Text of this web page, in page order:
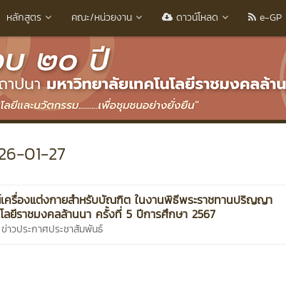
หลักสูตร คณะ/หน่วยงาน ดาวน์โหลด e-GP
01-27
ครื่องแต่งกายสำหรับบัณฑิต ในงานพิธีพระราชทานปริญญา
ลยีราชมงคลล้านนา ครั้งที่ 5 ปีการศึกษา 2567
ข่าวประกาศประชาสัมพันธ์